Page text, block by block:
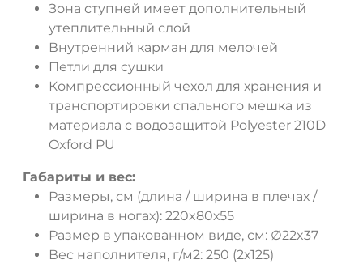
Зона ступней имеет дополнительный
утеплительный слой
Внутренний карман для мелочей
Петли для сушки
Компрессионный чехол для хранения и
транспортировки спального мешка из
материала с водозащитой Polyester 210D
Oxford PU
Габариты и вес:
Размеры, см (длина / ширина в плечах /
ширина в ногах): 220x80х55
Размер в упакованном виде, см: ∅22x37
Вес наполнителя, г/м2: 250 (2х125)